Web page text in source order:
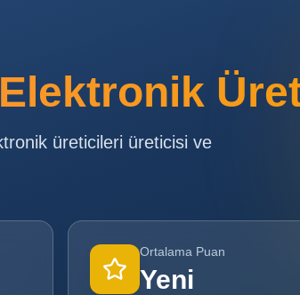
üreticileri üreticisi ve
Ortalama Puan
Yeni